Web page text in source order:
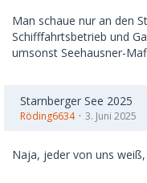
Man schaue nur an den
Schifffahrtsbetrieb und
umsonst Seehausner-
Starnberger See 2025
Röding6634 3. Juni 2025
Naja, jeder von uns